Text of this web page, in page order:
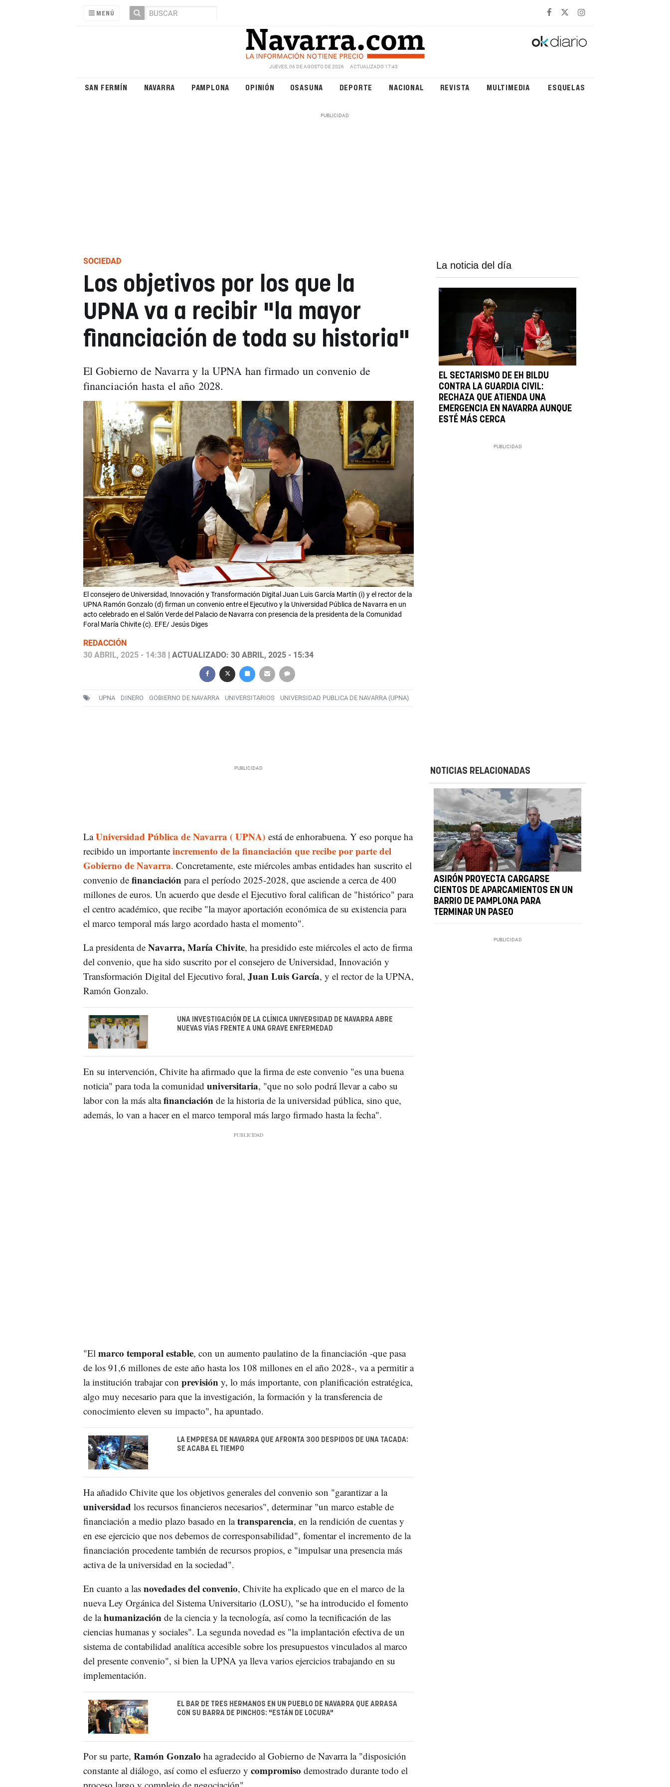
MENÚ
JUEVES, 06 DE AGOSTO DE 2026 ACTUALIZADO 17:43
SAN FERMÍN NAVARRA PAMPLONA OPINIÓN OSASUNA DEPORTE NACIONAL REVISTA MULTIMEDIA ESQUELAS
SOCIEDAD
Los objetivos por los que la
UPNA va a recibir "la mayor
financiación de toda su historia"
El Gobierno de Navarra y la UPNA han firmado un convenio de
financiación hasta el año 2028.
El consejero de Universidad, Innovación y Transformación Digital Juan Luis García Martín (i) y el rector de la
UPNA Ramón Gonzalo (d) firman un convenio entre el Ejecutivo y la Universidad Pública de Navarra en un
acto celebrado en el Salón Verde del Palacio de Navarra con presencia de la presidenta de la Comunidad
Foral María Chivite (c). EFE/ Jesús Diges
REDACCIÓN
30 ABRIL, 2025 - 14:38| ACTUALIZADO: 30 ABRIL, 2025 - 15:34
UPNA DINERO GOBIERNO DE NAVARRA UNIVERSITARIOS UNIVERSIDAD PUBLICA DE NAVARRA (UPNA)
La noticia del día
EL SECTARISMO DE EH BILDU
CONTRA LA GUARDIA CIVIL:
RECHAZA QUE ATIENDA UNA
EMERGENCIA EN NAVARRA AUNQUE
ESTÉ MÁS CERCA
LaUniversidad Pública de Navarra ( UPNA)está de enhorabuena. Y eso porque ha
recibido un importante incremento de la financiación que recibe por parte del
Gobierno de Navarra. Concretamente, este miércoles ambas entidades han suscrito el
convenio de financiación para el período 2025-2028, que asciende a cerca de 400
millones de euros. Un acuerdo que desde el Ejecutivo foral califican de "histórico" para
el centro académico, que recibe "la mayor aportación económica de su existencia para
el marco temporal más largo acordado hasta el momento".
La presidenta de Navarra, María Chivite, ha presidido este miércoles el acto de firma
del convenio, que ha sido suscrito por el consejero de Universidad, Innovación y
Transformación Digital del Ejecutivo foral, Juan Luis García, y el rector de la UPNA,
Ramón Gonzalo.
UNA INVESTIGACIÓN DE LA CLÍNICA UNIVERSIDAD DE NAVARRA ABRE
NUEVAS VÍAS FRENTE A UNA GRAVE ENFERMEDAD
En su intervención, Chivite ha afirmado que la firma de este convenio "es una buena
noticia" para toda la comunidad universitaria, "que no solo podrá llevar a cabo su
labor con la más altafinanciaciónde la historia de la universidad pública, sino que,
además, lo van a hacer en el marco temporal más largo firmado hasta la fecha".
"El marco temporal estable, con un aumento paulatino de la financiación -que pasa
de los 91,6 millones de este año hasta los 108 millones en el año 2028-, va a permitir a
la institución trabajar con previsióny, lo más importante, con planificación estratégica,
algo muy necesario para que la investigación, la formación y la transferencia de
conocimiento eleven su impacto", ha apuntado.
LA EMPRESA DE NAVARRA QUE AFRONTA 300 DESPIDOS DE UNA TACADA:
SE ACABA EL TIEMPO
Ha añadido Chivite que los objetivos generales del convenio son "garantizar a la
universidad los recursos financieros necesarios", determinar "un marco estable de
financiación a medio plazo basado en latransparencia, en la rendición de cuentas y
en ese ejercicio que nos debemos de corresponsabilidad", fomentar el incremento de la
financiación procedente también de recursos propios, e "impulsar una presencia más
activa de la universidad en la sociedad".
En cuanto a las novedades del convenio, Chivite ha explicado que en el marco de la
nueva Ley Orgánica del Sistema Universitario (LOSU), "se ha introducido el fomento
de lahumanización de la ciencia y la tecnología, así como la tecnificación de las
ciencias humanas y sociales". La segunda novedad es "la implantación efectiva de un
sistema de contabilidad analítica accesible sobre los presupuestos vinculados al marco
del presente convenio", si bien la UPNA ya lleva varios ejercicios trabajando en su
implementación.
EL BAR DE TRES HERMANOS EN UN PUEBLO DE NAVARRA QUE ARRASA
CON SU BARRA DE PINCHOS: "ESTÁN DE LOCURA"
Por su parte, Ramón Gonzalo ha agradecido al Gobierno de Navarra la "disposición
constante al diálogo, así como el esfuerzo y compromiso demostrado durante todo el
NOTICIAS RELACIONADAS
ASIRÓN PROYECTA CARGARSE
CIENTOS DE APARCAMIENTOS EN UN
BARRIO DE PAMPLONA PARA
TERMINAR UN PASEO